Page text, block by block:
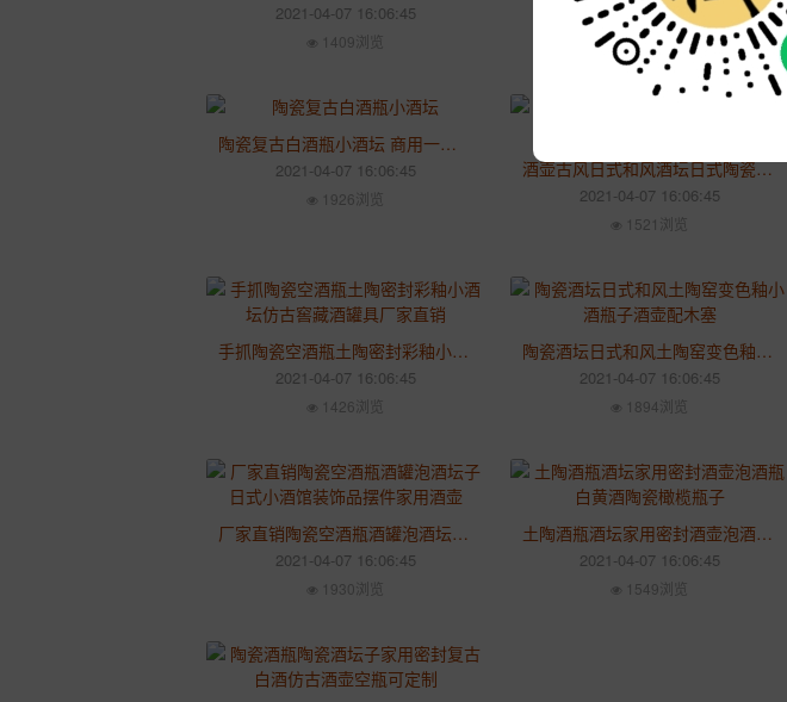
2021-04-07 16:06:45
1409浏览
2021-04-07 16:06:45
1884浏览
陶瓷复古白酒瓶小酒坛 商用一斤装便携式酒瓶 陶瓷酒坛酒瓶大量定制
2021-04-07 16:06:45
1926浏览
酒壶古风日式和风酒坛日式陶瓷空瓶子酒罐酒柜摆件家用
2021-04-07 16:06:45
1521浏览
手抓陶瓷空酒瓶土陶密封彩釉小酒坛仿古窖藏酒罐具厂家直销
2021-04-07 16:06:45
1426浏览
陶瓷酒坛日式和风土陶窑变色釉小酒瓶子酒壶配木塞
2021-04-07 16:06:45
1894浏览
厂家直销陶瓷空酒瓶酒罐泡酒坛子日式小酒馆装饰品摆件家用酒壶
2021-04-07 16:06:45
1930浏览
土陶酒瓶酒坛家用密封酒壶泡酒瓶白黄酒陶瓷橄榄瓶子
2021-04-07 16:06:45
1549浏览